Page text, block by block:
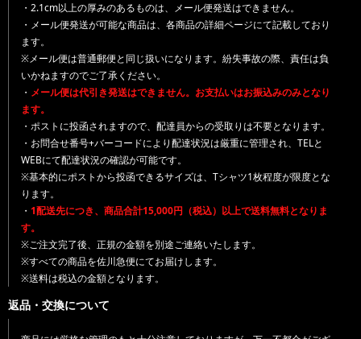
・2.1cm以上の厚みのあるものは、メール便発送はできません。
・メール便発送が可能な商品は、各商品の詳細ページにて記載しており
ます。
※メール便は普通郵便と同じ扱いになります。紛失事故の際、責任は負
いかねますのでご了承ください。
・ メール便は代引き発送はできません。お支払いはお振込みのみとなり
ます。
・ポストに投函されますので、配達員からの受取りは不要となります。
・お問合せ番号+バーコードにより配達状況は厳重に管理され、TELと
WEBにて配達状況の確認が可能です。
※基本的にポストから投函できるサイズは、Tシャツ1枚程度が限度とな
ります。
・ 1配送先につき、商品合計15,000円（税込）以上で送料無料となりま
す。
※ご注文完了後、正規の金額を別途ご連絡いたします。
※すべての商品を佐川急便にてお届けします。
※送料は税込の金額となります。
返品・交換について